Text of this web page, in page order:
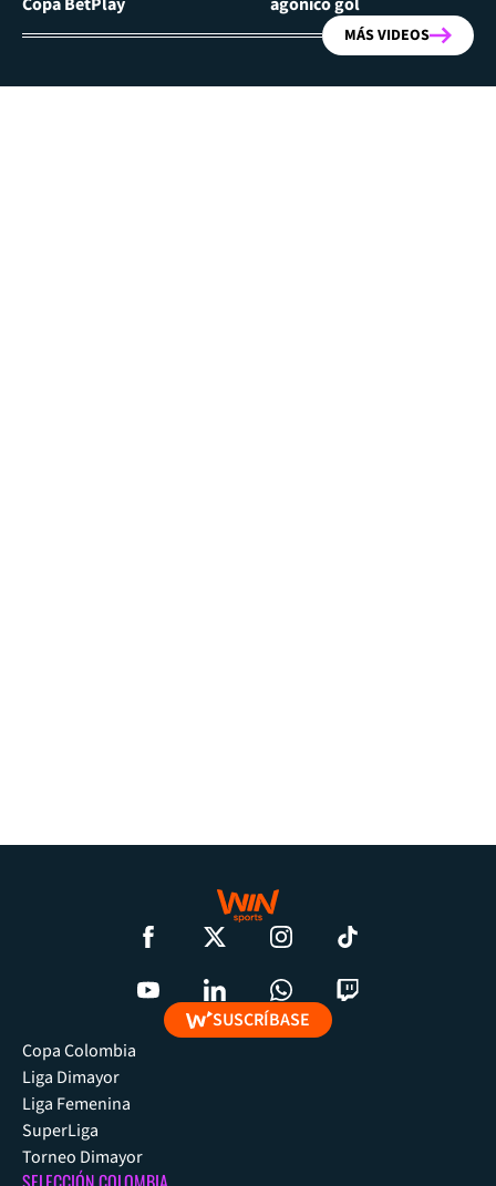
MÁS VIDEOS
SUSCRÍBASE
Copa Colombia
Liga Dimayor
Liga Femenina
SuperLiga
Torneo Dimayor